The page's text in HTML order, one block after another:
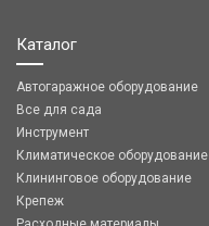
Каталог
Автогаражное оборудование
Все для сада
Инструмент
Климатическое оборудование
Клининговое оборудование
Крепеж